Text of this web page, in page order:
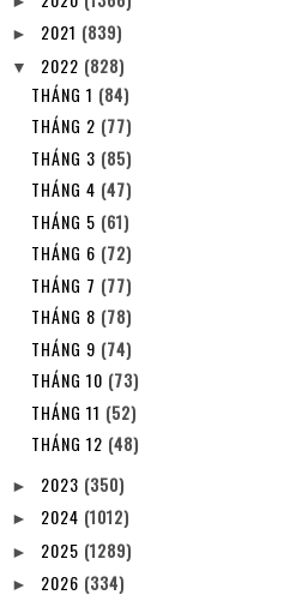
► 2021 (839)
▼ 2022 (828)
THÁNG 1 (84)
THÁNG 2 (77)
THÁNG 3 (85)
THÁNG 4 (47)
THÁNG 5 (61)
THÁNG 6 (72)
THÁNG 7 (77)
THÁNG 8 (78)
THÁNG 9 (74)
THÁNG 10 (73)
THÁNG 11 (52)
THÁNG 12 (48)
► 2023 (350)
► 2024 (1012)
► 2025 (1289)
► 2026 (334)